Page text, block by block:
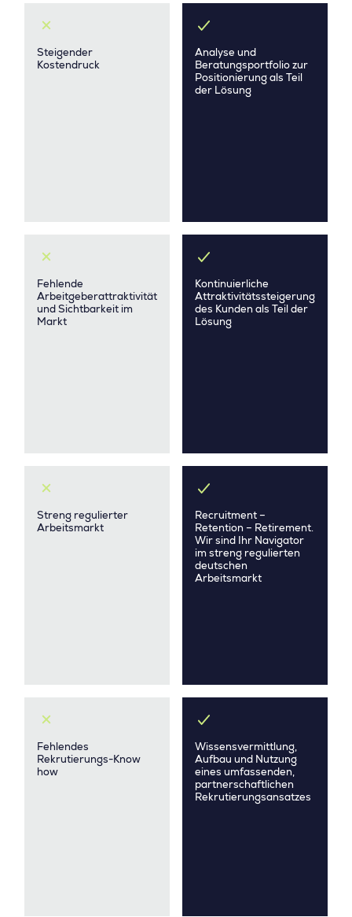
Steigender
Kostendruck
Analyse und
Beratungsportfolio zur
Positionierung als Teil
der Lösung
Fehlende
Arbeitgeberattraktivität
und Sichtbarkeit im
Markt
Kontinuierliche
Attraktivitätssteigerung
des Kunden als Teil der
Lösung
Streng regulierter
Arbeitsmarkt
Recruitment –
Retention – Retirement.
Wir sind Ihr Navigator
im streng regulierten
deutschen
Arbeitsmarkt
Fehlendes
Rekrutierungs-Know
how
Wissensvermittlung,
Aufbau und Nutzung
eines umfassenden,
partnerschaftlichen
Rekrutierungsansatzes